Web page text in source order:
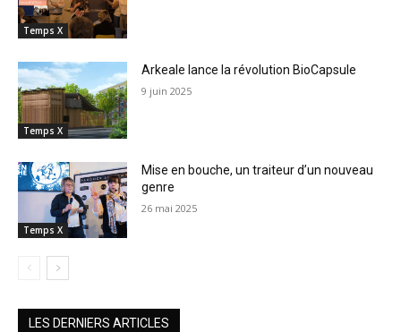
Temps X
Temps X
Arkeale lance la révolution BioCapsule
9 juin 2025
Temps X
Mise en bouche, un traiteur d’un nouveau
genre
26 mai 2025
LES DERNIERS ARTICLES